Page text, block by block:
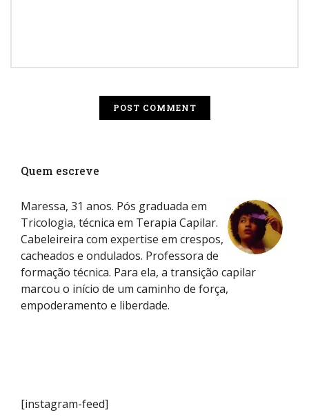
Quem escreve
Maressa, 31 anos. Pós graduada em
Tricologia, técnica em Terapia Capilar.
Cabeleireira com expertise em crespos,
cacheados e ondulados. Professora de
formação técnica. Para ela, a transição capilar
marcou o início de um caminho de força,
empoderamento e liberdade.
[instagram-feed]